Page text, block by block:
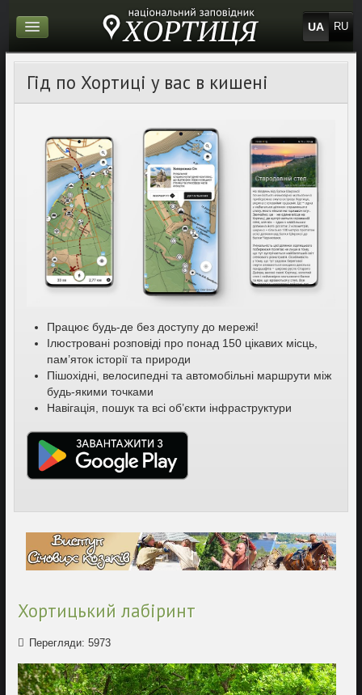
UA RU
Гід по Хортиці у вас в кишені
Працює будь-де без доступу до мережі!
Ілюстровані розповіді про понад 150 цікавих місць,
пам’яток історії та природи
Пішохідні, велосипедні та автомобільні маршрути між
будь-якими точками
Навігація, пошук та всі об’єкти інфраструктури
Хортицький лабіринт
Перегляди: 5973